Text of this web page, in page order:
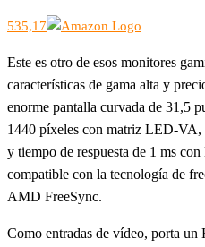
535,17
Este es otro de esos monitores
características de gama alta y
enorme pantalla curvada de 31,5
1440 píxeles con matriz LED-VA,
y tiempo de respuesta de 1 ms
compatible con la tecnología de
AMD FreeSync.
Como entradas de vídeo, porta